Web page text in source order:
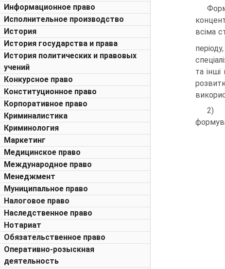
Информационное право
Исполнительное производство
История
История государства и права
История политических и правовых
учений
Конкурсное право
Конституционное право
Корпоративное право
Криминалистика
Криминология
Маркетинг
Медицинское право
Международное право
Менеджмент
Муниципальное право
Налоговое право
Наследственное право
Нотариат
Обязательственное право
Оперативно-розыскная
деятельность
всіма
та